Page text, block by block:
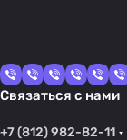
Связаться с нами
+7 (812) 982-82-11